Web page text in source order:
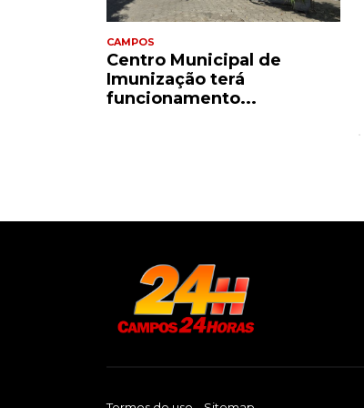
CAMPOS
Centro Municipal de
Imunização terá
funcionamento...